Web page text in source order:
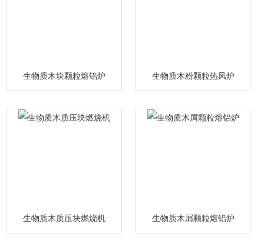
生物质木块颗粒熔铝炉 生物质木粉颗粒热风炉
生物质木质压块燃烧机 生物质木屑颗粒熔铝炉